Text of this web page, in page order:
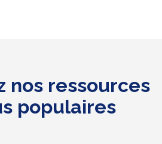
nos ressources
populaires